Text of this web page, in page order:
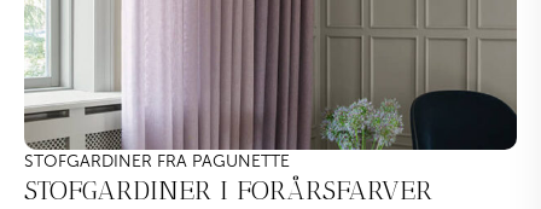
STOFGARDINER FRA PAGUNETTE
STOFGARDINER I FORÅRSFARVER